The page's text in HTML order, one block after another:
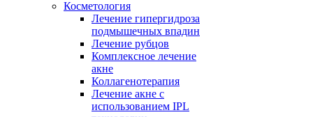
Косметология
Лечение гипергидроза
подмышечных впадин
Лечение рубцов
Комплексное лечение
акне
Коллагенотерапия
Лечение акне с
использованием IPL